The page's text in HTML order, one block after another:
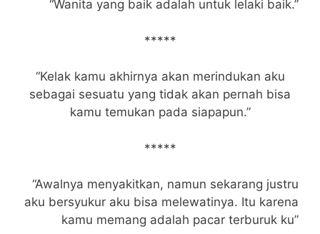
“Wanita yang baik adalah untuk lelaki baik.”
*****
“Kelak kamu akhirnya akan merindukan aku
sebagai sesuatu yang tidak akan pernah bisa
kamu temukan pada siapapun.”
*****
“Awalnya menyakitkan, namun sekarang justru
aku bersyukur aku bisa melewatinya. Itu karena
kamu memang adalah pacar terburuk ku”